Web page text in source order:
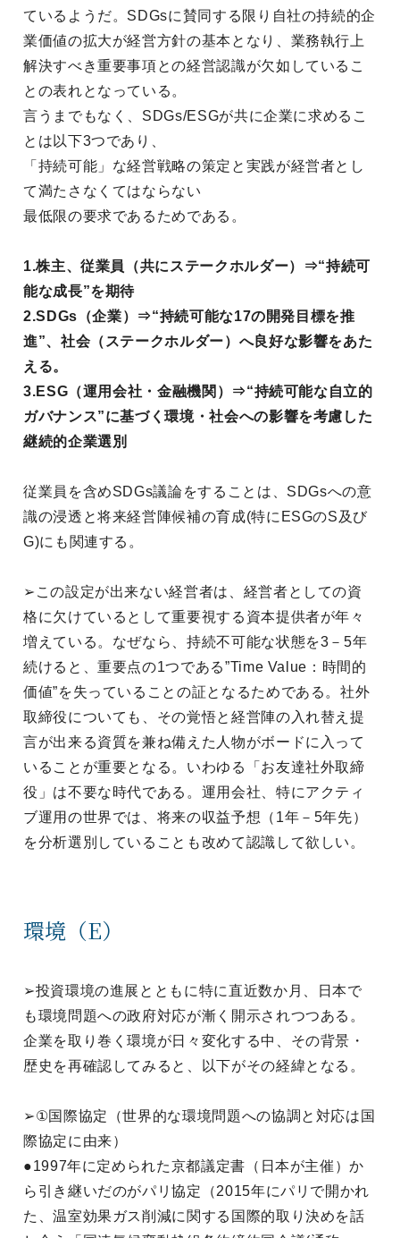
ているようだ。SDGsに賛同する限り自社の持続的企
業価値の拡大が経営方針の基本となり、業務執行上
解決すべき重要事項との経営認識が欠如しているこ
との表れとなっている。
言うまでもなく、SDGs/ESGが共に企業に求めるこ
とは以下3つであり、
「持続可能」な経営戦略の策定と実践が経営者とし
て満たさなくてはならない
最低限の要求であるためである。
1.株主、従業員（共にステークホルダー）⇒“持続可
能な成長”を期待
2.SDGs（企業）⇒“持続可能な17の開発目標を推
進”、社会（ステークホルダー）へ良好な影響をあた
える。
3.ESG（運用会社・金融機関）⇒“持続可能な自立的
ガバナンス”に基づく環境・社会への影響を考慮した
継続的企業選別
従業員を含めSDGs議論をすることは、SDGsへの意
識の浸透と将来経営陣候補の育成(特にESGのS及び
G)にも関連する。
➢この設定が出来ない経営者は、経営者としての資
格に欠けているとして重要視する資本提供者が年々
増えている。なぜなら、持続不可能な状態を3－5年
続けると、重要点の1つである”Time Value：時間的
価値”を失っていることの証となるためである。社外
取締役についても、その覚悟と経営陣の入れ替え提
言が出来る資質を兼ね備えた人物がボードに入って
いることが重要となる。いわゆる「お友達社外取締
役」は不要な時代である。運用会社、特にアクティ
ブ運用の世界では、将来の収益予想（1年－5年先）
を分析選別していることも改めて認識して欲しい。
環境（E）
➢投資環境の進展とともに特に直近数か月、日本で
も環境問題への政府対応が漸く開示されつつある。
企業を取り巻く環境が日々変化する中、その背景・
歴史を再確認してみると、以下がその経緯となる。
➢①国際協定（世界的な環境問題への協調と対応は国
際協定に由来）
●1997年に定められた京都議定書（日本が主催）か
ら引き継いだのがパリ協定（2015年にパリで開かれ
た、温室効果ガス削減に関する国際的取り決めを話